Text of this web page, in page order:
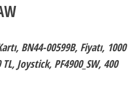
BN44-00599B, Fiyatı, 1000
Joystick, PF4900_SW, 400